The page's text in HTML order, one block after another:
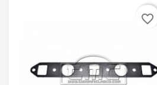
favorite_border